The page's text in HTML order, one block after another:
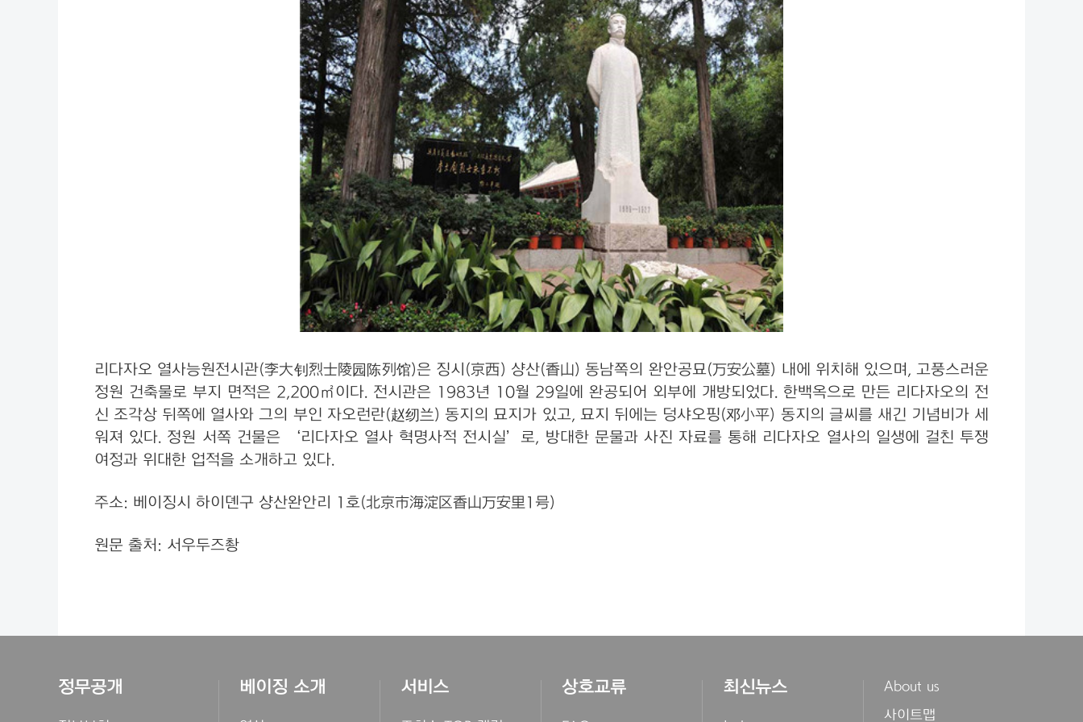
리다자오 열사능원전시관(李大钊烈士陵园陈列馆)은 징시(京西) 샹산(香山) 동남쪽의 완안공묘(万安公墓) 내에 위치해 있으며, 고풍스러운
정원 건축물로 부지 면적은 2,200㎡이다. 전시관은 1983년 10월 29일에 완공되어 외부에 개방되었다. 한백옥으로 만든 리다자오의 전
신 조각상 뒤쪽에 열사와 그의 부인 자오런란(赵纫兰) 동지의 묘지가 있고, 묘지 뒤에는 덩샤오핑(邓小平) 동지의 글씨를 새긴 기념비가 세
워져 있다. 정원 서쪽 건물은 ‘리다자오 열사 혁명사적 전시실’로, 방대한 문물과 사진 자료를 통해 리다자오 열사의 일생에 걸친 투쟁
여정과 위대한 업적을 소개하고 있다.
주소: 베이징시 하이뎬구 샹산완안리 1호(北京市海淀区香山万安里1号)
원문 출처: 서우두즈촹
정무공개 베이징 소개 서비스 상호교류 최신뉴스
About us
사이트맵